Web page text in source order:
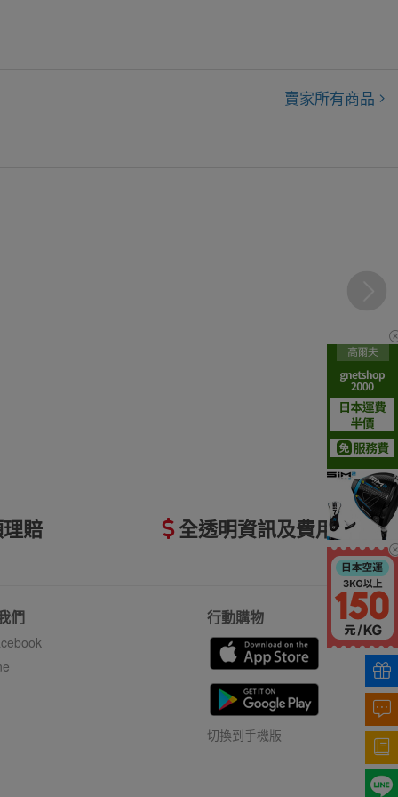
賣家所有商品
賠 全透明資訊及費用
們 行動購物
切換到手機版